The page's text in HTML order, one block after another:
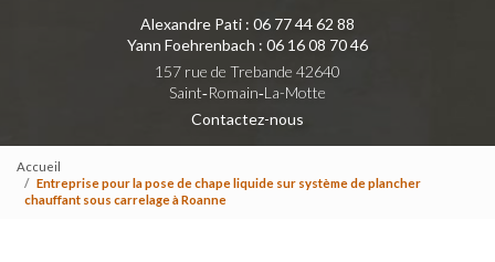
Alexandre Pati : 06 77 44 62 88
Yann Foehrenbach : 06 16 08 70 46
157 rue de Trebande 42640
Saint‑Romain‑La-Motte
Contactez-nous
Accueil
Entreprise pour la pose de chape liquide sur système de plancher
chauffant sous carrelage à Roanne